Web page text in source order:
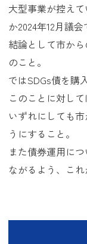
大型事業が控え
か2024年12月議
結論として市か
のこと。
ではSDGs債を購
このことに対し
いずれにしても
うにすること。
また債券運用に
ながるよう、こ